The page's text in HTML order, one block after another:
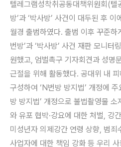
텔레그램성착취공동대책위원회(
방’과 ‘박사방’ 사건이 대두된 후
월경 출범하였다. 출범 이후 꾸준하
번방’과 ‘박사방’ 사건 재판 모니터
원했고, 엄벌촉구 기자회견과 성명
근절을 위해 활동했다. 공대위 내
구성하여 ‘N번방 방지법’ 개정에
방 방지법’ 개정으로 불법촬영물 소
와 유포 협박·강요에 대한 처벌, 강
미성년자 의제강간 연령 상향, 범
사업자에 대한 책임 강화 등 우리